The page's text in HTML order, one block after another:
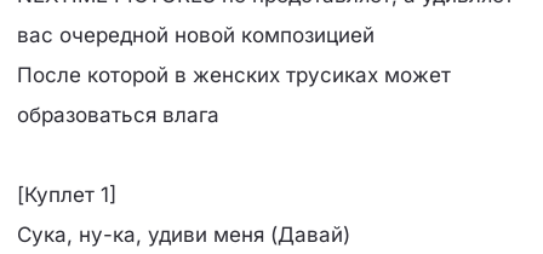
вас очередной новой композицией
После которой в женских трусиках может
образоваться влага
[Куплет 1]
Сука, ну-ка, удиви меня (Давай)